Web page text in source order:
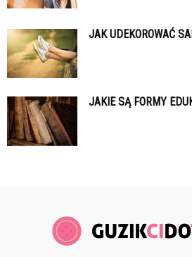
JAK UDEKOROWAĆ
JAKIE SĄ FORMY